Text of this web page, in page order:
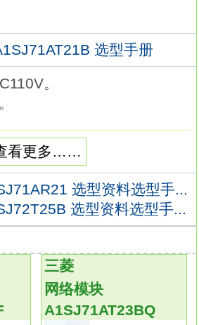
选型手册
。
项重要指标。
可使系统满足控制要求，
最低。
和种类应根据被控对象所
关量等输入/输出设备情况
元件要占用一个输入/输出点
和扩充，
数上再加上20%~30%的
看更多……
选型资料选型手...
选型资料选型手...
三菱
网络模块
A1SJ71AT23BQ